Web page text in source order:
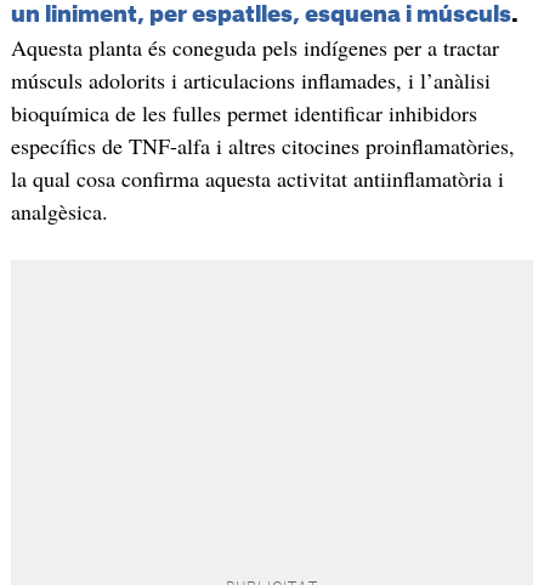
un liniment, per espatlles, esquena i músculs.
Aquesta planta és coneguda pels indígenes per a tractar
músculs adolorits i articulacions inflamades, i l’anàlisi
bioquímica de les fulles permet identificar inhibidors
específics de TNF-alfa i altres citocines proinflamatòries,
la qual cosa confirma aquesta activitat antiinflamatòria i
analgèsica.